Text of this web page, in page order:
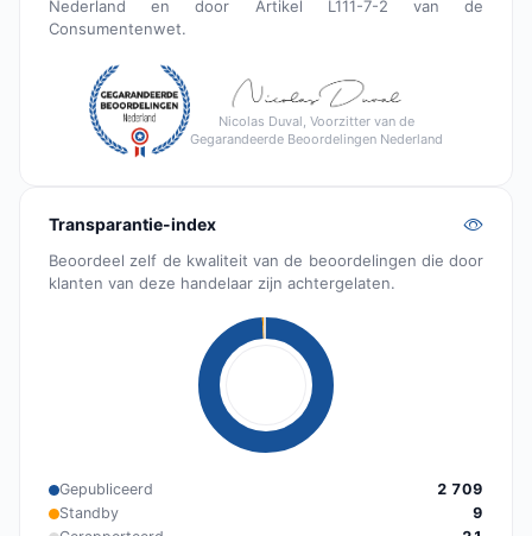
Nederland en door Artikel L111-7-2 van de
Consumentenwet.
Nicolas Duval, Voorzitter van de
Gegarandeerde Beoordelingen Nederland
Transparantie-index
Beoordeel zelf de kwaliteit van de beoordelingen die door
klanten van deze handelaar zijn achtergelaten.
Gepubliceerd
2 709
Standby
9